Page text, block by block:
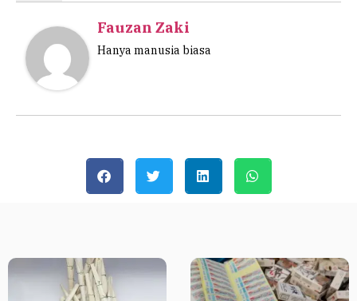
Fauzan Zaki
Hanya manusia biasa